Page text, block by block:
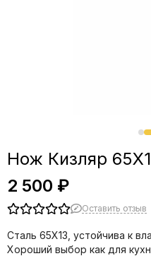
Нож Кизляр
2 500 ₽
Оставить отзыв
Сталь 65Х13, устойчива к
Хороший выбор как для